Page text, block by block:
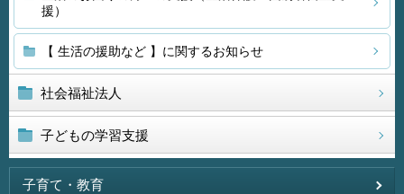
援）
【 生活の援助など 】に関するお知らせ
社会福祉法人
子どもの学習支援
子育て・教育